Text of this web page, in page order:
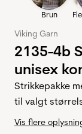
Brun
Viking Garn
2135-4b
unisex
Strikkepakke
til valgt
Vis flere